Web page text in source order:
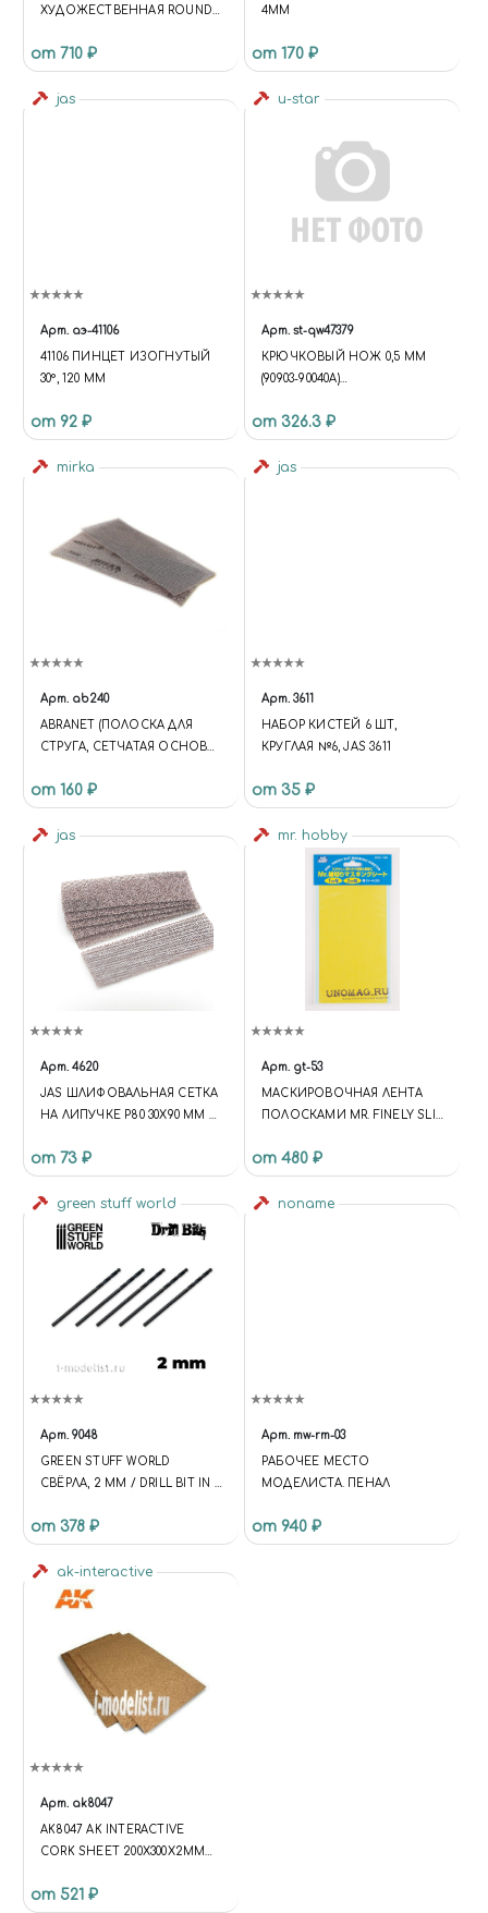
ХУДОЖЕСТВЕННАЯ ROUND
от 710 ₽
4ММ
от 170 ₽
jas
Арт. аэ-41106
41106 ПИНЦЕТ ИЗОГНУТЫЙ
30°, 120 ММ
от 92 ₽
u-star
Арт. st-qw47379
КРЮЧКОВЫЙ НОЖ 0,5 ММ
(90903-90040A)
HOOK KNIFE (90903-90040A)
(MERGED)
от 326.3 ₽
mirka
Арт. ab240
ABRANET (ПОЛОСКА ДЛЯ
СТРУГА, СЕТЧАТАЯ ОСНОВА)
от 160 ₽
jas
Арт. 3611
НАБОР КИСТЕЙ 6 ШТ,
КРУГЛАЯ №6, JAS 3611
от 35 ₽
jas
Арт. 4620
JAS ШЛИФОВАЛЬНАЯ СЕТКА
НА ЛИПУЧКЕ P80 30X90 ММ 6
от 73 ₽
mr. hobby
Арт. gt-53
МАСКИРОВОЧНАЯ ЛЕНТА
ПОЛОСКАМИ MR. FINELY SLIT
от 480 ₽
green stuff world
Арт. 9048
GREEN STUFF WORLD
СВЁРЛА, 2 ММ / DRILL BIT IN 2
от 378 ₽
noname
Арт. mw-rm-03
РАБОЧЕЕ МЕСТО
МОДЕЛИСТА. ПЕНАЛ
от 940 ₽
ak-interactive
Арт. ak8047
AK8047 AK INTERACTIVE
CORK SHEET 200X300X2MM
ПРОБКИ
от 521 ₽